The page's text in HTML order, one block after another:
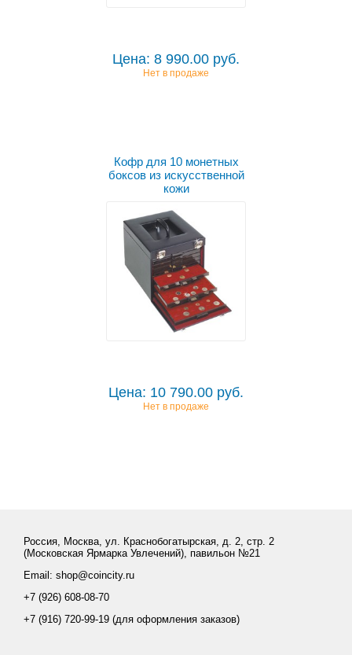
Цена: 8 990.00 руб.
Нет в продаже
Кофр для 10 монетных
боксов из искусственной
кожи
Цена: 10 790.00 руб.
Нет в продаже
Россия, Москва, ул. Краснобогатырская, д. 2, стр. 2
(Московская Ярмарка Увлечений), павильон №21
Email: shop@coincity.ru
+7 (926) 608-08-70
+7 (916) 720-99-19 (для оформления заказов)